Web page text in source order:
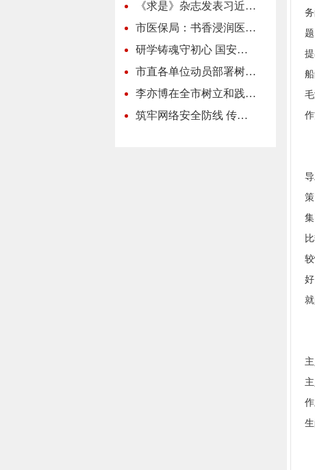
《求是》杂志发表习近…
市医保局：书香浸润医…
研学铸魂守初心 国安…
市直各单位动员部署树…
李亦博在全市树立和践…
筑牢网络安全防线 传…